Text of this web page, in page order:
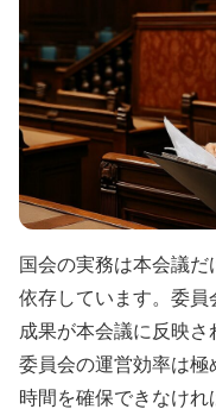
国会の実務は本会議だ
依存しています。委
成果が本会議に反映さ
委員会の運営効率は
時間を確保できなけ